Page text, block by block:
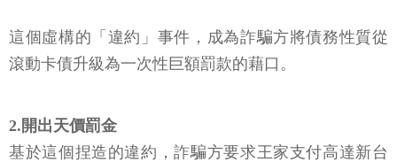
這個虛構的「違約」事件，成為詐騙方將債務性質從
滾動卡債升級為一次性巨額罰款的藉口。
2.開出天價罰金
基於這個捏造的違約，詐騙方要求王家支付高達新台